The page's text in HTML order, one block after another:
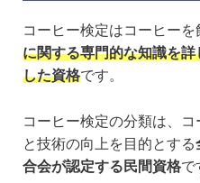
コーヒー検定はコーヒーを
に関する専門的な知識を
した資格です。
コーヒー検定の分類は、
と技術の向上を目的とする
合会が認定する民間資格で